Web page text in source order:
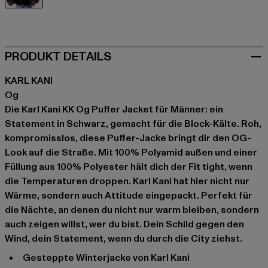
PRODUKT DETAILS
KARL KANI
Og
Die Karl Kani KK Og Puffer Jacket für Männer: ein
Statement in Schwarz, gemacht für die Block-Kälte. Roh,
kompromisslos, diese Puffer-Jacke bringt dir den OG-
Look auf die Straße. Mit 100% Polyamid außen und einer
Füllung aus 100% Polyester hält dich der Fit tight, wenn
die Temperaturen droppen. Karl Kani hat hier nicht nur
Wärme, sondern auch Attitude eingepackt. Perfekt für
die Nächte, an denen du nicht nur warm bleiben, sondern
auch zeigen willst, wer du bist. Dein Schild gegen den
Wind, dein Statement, wenn du durch die City ziehst.
Gesteppte Winterjacke von Karl Kani